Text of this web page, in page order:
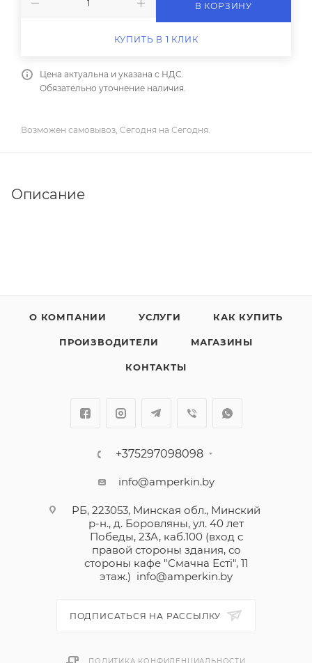
В КОРЗИНУ
КУПИТЬ В 1 КЛИК
Цена актуальна и указана с НДС.
Обязательно уточнение наличия.
Возможен самовывоз, Сегодня на Сегодня.
Описание
О КОМПАНИИ УСЛУГИ КАК КУПИТЬ
ПРОИЗВОДИТЕЛИ МАГАЗИНЫ
КОНТАКТЫ
+375297098098
info@amperkin.by
РБ, 223053, Минская обл., Минский
р-н., д. Боровляны, ул. 40 лет
Победы, 23А, каб.100 (вход с
правой стороны здания, со
стороны кафе "Смачна Естi", 11
этаж.) info@amperkin.by
ПОДПИСАТЬСЯ НА РАССЫЛКУ